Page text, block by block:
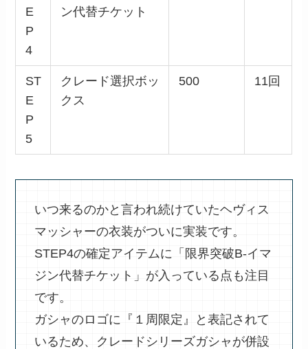
E
P
4
ン代替チケット
ST
E
P
5
クレード選択ボッ
クス
500 11回
いつ来るのかと言われ続けていたヘヴィス
マッシャーの衣装がついに実装です。
STEP4の確定アイテムに「限界突破B-イマ
ジン代替チケット」が入っている点も注目
です。
ガシャのロゴに『１周限定』と表記されて
いるため、クレードシリーズガシャが併設